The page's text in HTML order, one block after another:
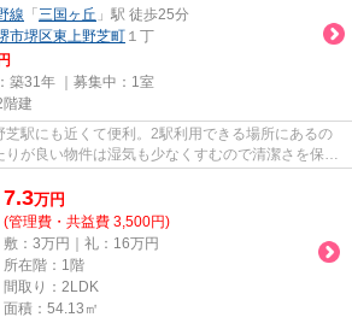
線 「 三国ヶ丘 」駅 徒歩25分
市堺区東上野芝町 １丁
築31年 ｜募集中： 1室
階建
芝駅にも近くて便利。2駅利用できる場所にあるの
が良い物件は湿気も少なくすむので清潔さを保て
7.3万円
(管理費・共益費 3,500円)
敷：3万円｜礼：16万円
所在階：1階
間取り：2LDK
面積：54.13㎡